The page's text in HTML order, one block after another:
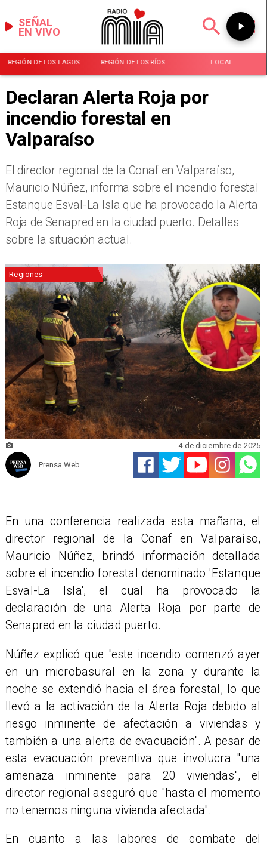
EN VIVO
SEÑAL
REGIÓN DE LOS LAGOS REGIÓN DE LOS RÍOS LOCAL
Declaran Alerta Roja por
incendio forestal en
Valparaíso
El director regional de la Conaf en Valparaíso,
Mauricio Núñez, informa sobre el incendio forestal
Estanque Esval-La Isla que ha provocado la Alerta
Roja de Senapred en la ciudad puerto. Detalles
sobre la situación actual.
Regiones
Prensa Web
4 de diciembre de 2025
En una conferencia realizada esta mañana, el
director regional de la Conaf en Valparaíso,
Mauricio Núñez, brindó información detallada
sobre el incendio forestal denominado 'Estanque
Esval-La Isla', el cual ha provocado la
declaración de una Alerta Roja por parte de
Senapred en la ciudad puerto.
Núñez explicó que "este incendio comenzó ayer
en un microbasural en la zona y durante la
noche se extendió hacia el área forestal, lo que
llevó a la activación de la Alerta Roja debido al
riesgo inminente de afectación a viviendas y
también a una alerta de evacuación". A pesar de
esta evacuación preventiva que involucra "una
amenaza inminente para 20 viviendas", el
director regional aseguró que "hasta el momento
no tenemos ninguna vivienda afectada".
En cuanto a las labores de combate del